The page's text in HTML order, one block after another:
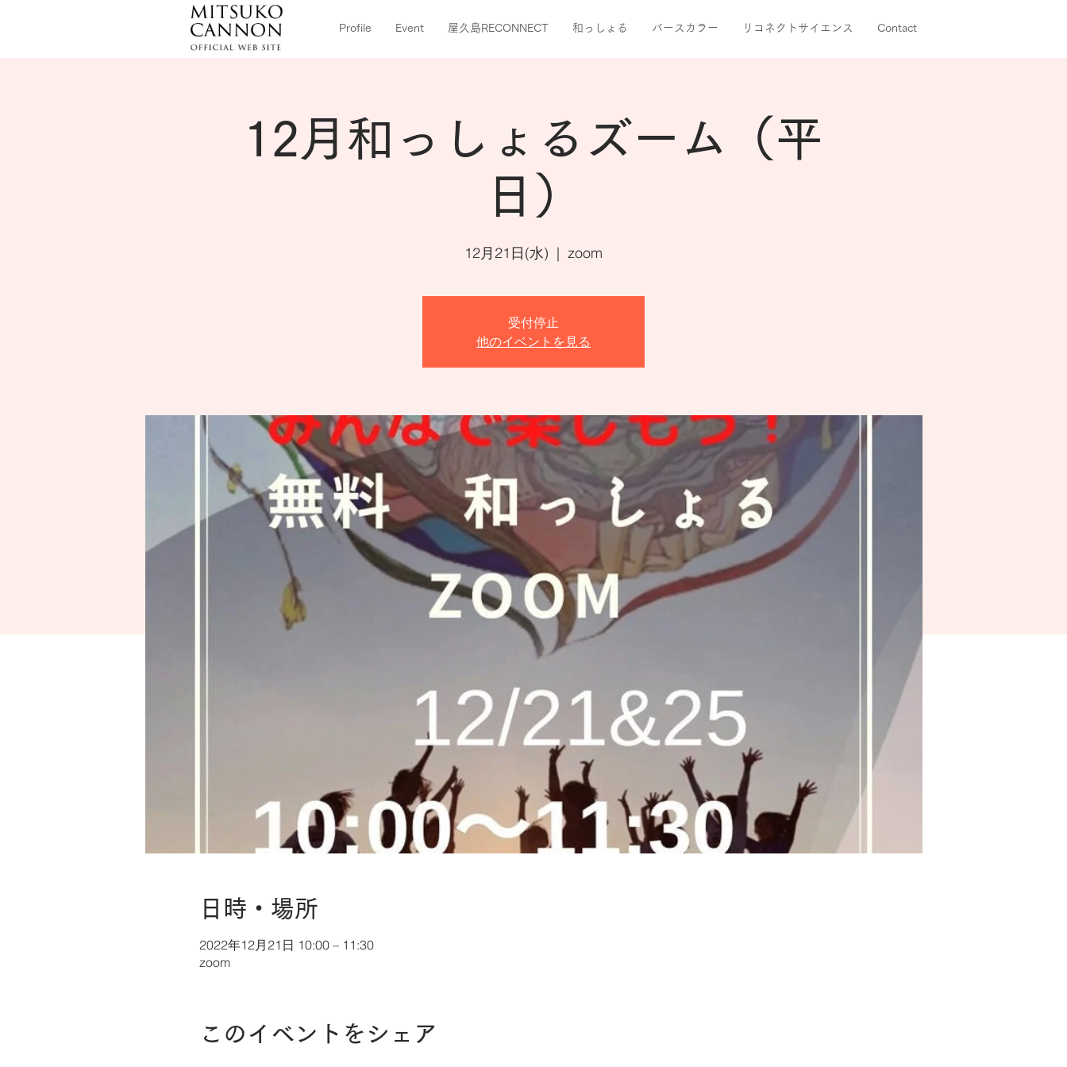
Profile Event 屋久島RECONNECT 和っしょる バースカラー リコネクトサイエンス Contact
12月和っしょるズーム（平
日）
12月21日(水)
  |
zoom
受付停止
他のイベントを見る
日時・場所
2022年12月21日 10:00 – 11:30
zoom
このイベントをシェア